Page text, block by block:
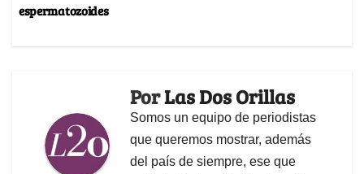
espermatozoides
PorLas Dos Orillas
Somos un equipo de periodistas
que queremos mostrar, además
del país de siempre, ese que